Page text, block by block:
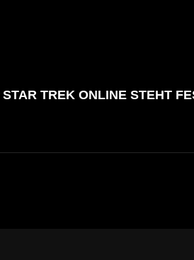
TREK ONLINE STEHT